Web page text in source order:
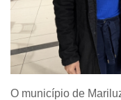
O município de